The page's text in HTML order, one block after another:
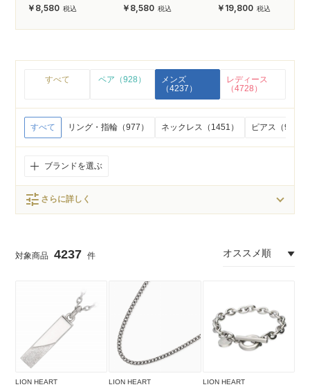
8,580 8,580 19,800
すべて ペア（928）
メンズ
（4237）
レディース
（4728）
すべて リング・指輪（977） ネックレス（1451） ピアス（946）
ブランドを選ぶ
tune さらに詳しく
4237
LION HEART
LION HEART
LION HEART